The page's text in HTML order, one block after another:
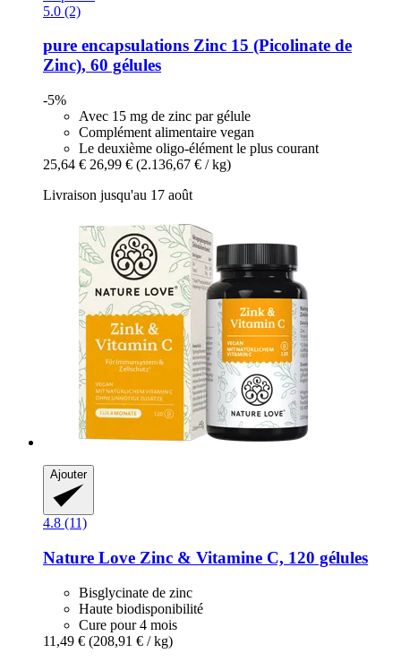
5.0 (2)
pure encapsulations Zinc 15 (Picolinate de
Zinc), 60 gélules
-5%
Avec 15 mg de zinc par gélule
Complément alimentaire vegan
Le deuxième oligo-élément le plus courant
25,64 € 26,99 € (2.136,67 € / kg)
Livraison jusqu'au 17 août
Ajouter
4.8 (11)
Nature Love Zinc & Vitamine C, 120 gélules
Bisglycinate de zinc
Haute biodisponibilité
Cure pour 4 mois
11,49 € (208,91 € / kg)